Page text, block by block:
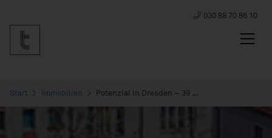
030 88 70 86 10
Start Immobilien Potenzial in Dresden – 39 Wohneinheiten in super Lage! Beispielangebot